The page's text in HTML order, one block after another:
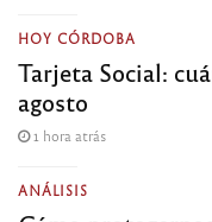
HOY CÓRDOBA
Tarjeta Social:
agosto
1 hora atrás
ANÁLISIS